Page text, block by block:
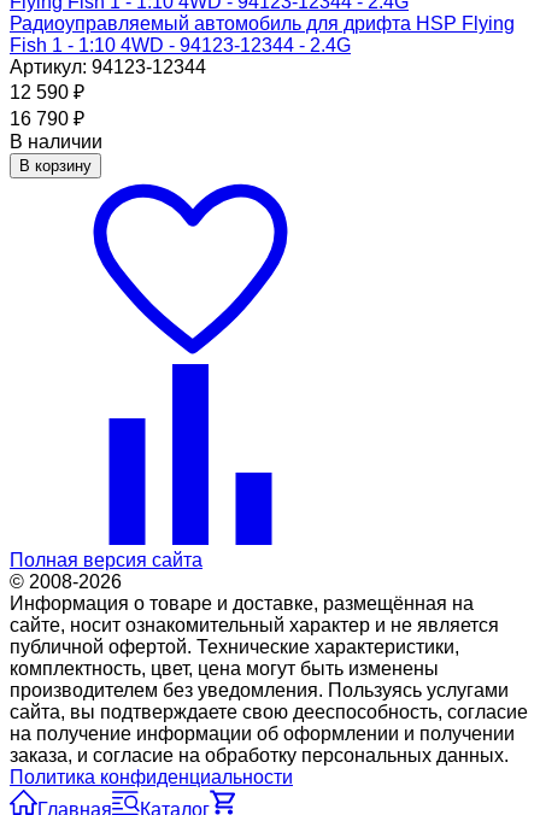
Радиоуправляемый автомобиль для дрифта HSP Flying
Fish 1 - 1:10 4WD - 94123-12344 - 2.4G
Артикул: 94123-12344
12 590 ₽
16 790 ₽
В наличии
В корзину
Полная версия сайта
© 2008-2026
Информация о товаре и доставке, размещённая на
сайте, носит ознакомительный характер и не является
публичной офертой. Технические характеристики,
комплектность, цвет, цена могут быть изменены
производителем без уведомления. Пользуясь услугами
сайта, вы подтверждаете свою дееспособность, согласие
на получение информации об оформлении и получении
заказа, и согласие на обработку персональных данных.
Политика конфиденциальности
Главная
Каталог